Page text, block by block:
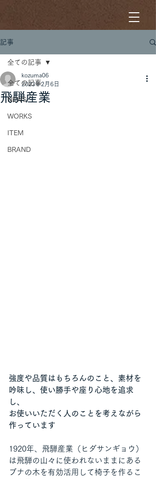
記事
全ての記事
NEWS
WORKS
ITEM
BRAND
全ての記事
飛騨産業
kozuma06
2023年2月6日
強度や品質はもちろんのこと、素材を
吟味し、使い勝手や座り心地を追求
し、
お使いいただく人のことを考えながら
作っています
1920年、飛騨産業（ヒダサンギョウ）
は飛騨の山々に使われないままにある
ブナの木を有効活用して椅子を作るこ